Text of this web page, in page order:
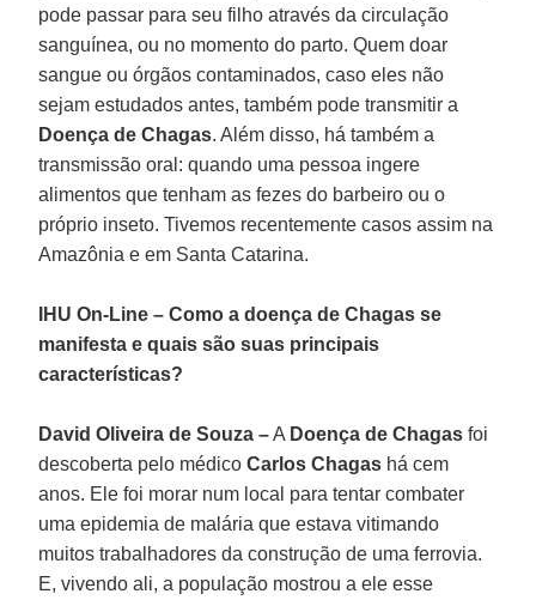
pode passar para seu filho através da circulação
sanguínea, ou no momento do parto. Quem doar
sangue ou órgãos contaminados, caso eles não
sejam estudados antes, também pode transmitir a
Doença de Chagas. Além disso, há também a
transmissão oral: quando uma pessoa ingere
alimentos que tenham as fezes do barbeiro ou o
próprio inseto. Tivemos recentemente casos assim na
Amazônia e em Santa Catarina.
IHU On-Line – Como a doença de Chagas se
manifesta e quais são suas principais
características?
David Oliveira de Souza –A Doença de Chagas foi
descoberta pelo médicoCarlos Chagas há cem
anos. Ele foi morar num local para tentar combater
uma epidemia de malária que estava vitimando
muitos trabalhadores da construção de uma ferrovia.
E, vivendo ali, a população mostrou a ele esse